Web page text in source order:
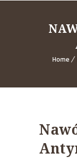
Home